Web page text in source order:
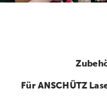
Für ANSCHÜTZ